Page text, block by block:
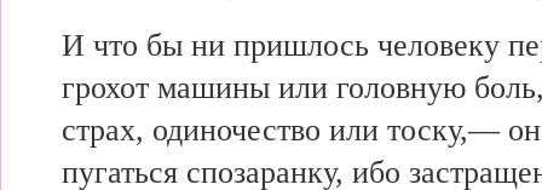
И что бы ни пришлось человеку
грохот машины или головную
страх, одиночество или тоску,—
пугаться спозаранку, ибо